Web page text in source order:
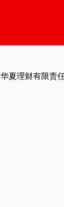
华夏理财有限责